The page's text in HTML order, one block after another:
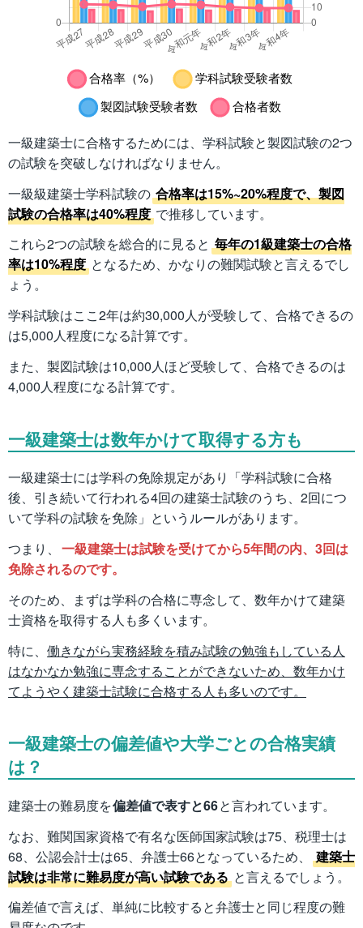
一級建築士に合格するためには、学科試験と製図試験の2つ
の試験を突破しなければなりません。
一級級建築士学科試験の 合格率は15%~20%程度で、製図
試験の合格率は40%程度 で推移しています。
これら2つの試験を総合的に見ると 毎年の1級建築士の合格
率は10%程度 となるため、かなりの難関試験と言えるでし
ょう。
学科試験はここ2年は約30,000人が受験して、合格できるの
は5,000人程度になる計算です。
また、製図試験は10,000人ほど受験して、合格できるのは
4,000人程度になる計算です。
一級建築士は数年かけて取得する方も
一級建築士には学科の免除規定があり「学科試験に合格
後、引き続いて行われる4回の建築士試験のうち、2回につ
いて学科の試験を免除」というルールがあります。
つまり、 一級建築士は試験を受けてから5年間の内、3回は
免除されるのです。
そのため、まずは学科の合格に専念して、数年かけて建築
士資格を取得する人も多くいます。
特に、 働きながら実務経験を積み試験の勉強もしている人
はなかなか勉強に専念することができないため、数年かけ
てようやく建築士試験に合格する人も多いのです。
一級建築士の偏差値や大学ごとの合格実績
は？
建築士の難易度を偏差値で表すと66と言われています。
なお、難関国家資格で有名な医師国家試験は75、税理士は
68、公認会計士は65、弁護士66となっているため、
建築士
試験は非常に難易度が高い試験である と言えるでしょう。
偏差値で言えば、単純に比較すると弁護士と同じ程度の難